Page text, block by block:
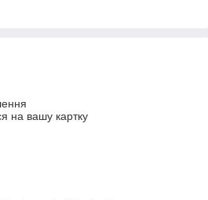
на вашу картку